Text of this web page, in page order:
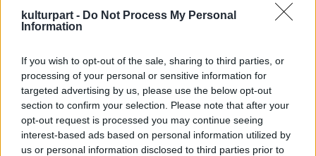
kulturpart - Do Not Process My Personal
Information
If you wish to opt-out of the sale, sharing to third parties, or
processing of your personal or sensitive information for
targeted advertising by us, please use the below opt-out
section to confirm your selection. Please note that after your
opt-out request is processed you may continue seeing
interest-based ads based on personal information utilized by
us or personal information disclosed to third parties prior to
mutatnia melleit, ha ezt kérik a
divatdiktátorok - igaz, ezt tőle elég régen
fel is szedett néhány kilót, de Kate szerint
ezek a plusz kilók a melleibe szálltak. Így
aztán sokan azt hiszik, hogy terhes, de Kate
azt mondja, ha terhes lenne, biztos, hogy
nem piálna annyit. Sőt, azért vedel annyit,
mert a látszat ellenére boldogtalan.